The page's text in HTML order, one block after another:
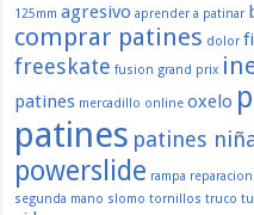
125mm agresivo aprender a patinar
comprar patines dolor
freeskate fusion grand prix
patines mercadillo online oxelo
patines patines
powerslide rampa
segunda mano slomo tornillos truco